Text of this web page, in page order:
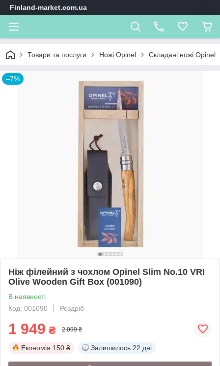
Finland-market.com.ua
Товари та послуги Ножі Opinel Складані ножі Opinel
–7%
Ніж філейний з чохлом Opinel Slim No.10 VRI
Olive Wooden Gift Box (001090)
В наявності
Код: 001090
Роздріб
1 949 ₴ 2 099 ₴
Економія 150 ₴ Залишилось 22 дні